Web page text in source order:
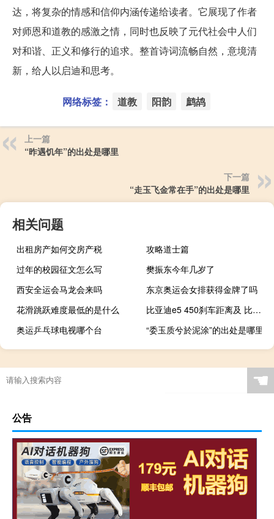
达，将复杂的情感和信仰内涵传递给读者。它展现了作者
对师恩和道教的感激之情，同时也反映了元代社会中人们
对和谐、正义和修行的追求。整首诗词流畅自然，意境清
新，给人以启迪和思考。
网络标签： 道教 阳韵 鹧鸪
上一篇
“昨遇饥年”的出处是哪里
下一篇
“走玉飞金常在手”的出处是哪里
相关问题
出租房产如何交房产税
攻略道士篇
过年的校园征文怎么写
樊振东今年几岁了
西安全运会马龙会来吗
东京奥运会女排获得金牌了吗
花滑跳跃难度最低的是什么
比亚迪e5 450刹车距离及 比亚迪e5内部空间大不大
奥运乒乓球电视哪个台
“委玉质兮於泥涂”的出处是哪里
☚
公告